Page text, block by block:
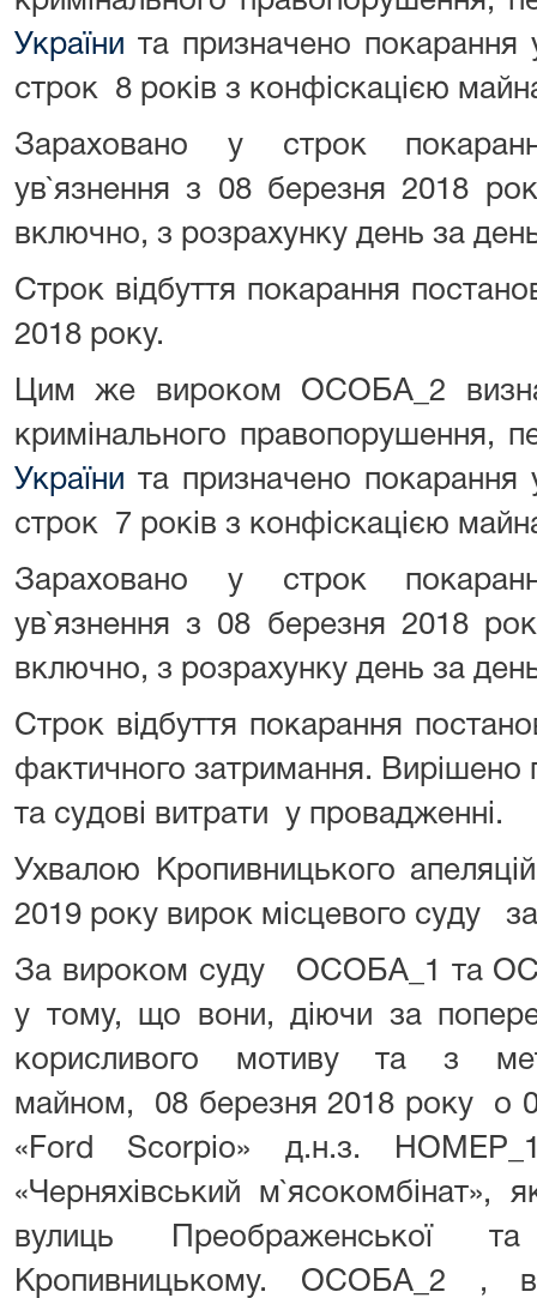
України та призначено покарання
строк 8 років з конфіскацією
Зараховано у строк
ув`язнення з 08 березня 2018
включно, з розрахунку день за
Строк відбуття покарання
2018 року.
Цим же вироком ОСОБА_2
кримінального правопорушення,
України та призначено покарання
строк 7 років з конфіскацією
Зараховано у строк
ув`язнення з 08 березня 2018
включно, з розрахунку день за
Строк відбуття покарання
фактичного затримання.
та судові витрати у провадженні.
Ухвалою Кропивницького
2019 року вирок місцевого суду
За вироком суду ОСОБА_1 та
у тому, що вони, діючи за
корисливого мотиву та з
майном, 08 березня 2018 року о
«Ford Scorpio» д.н.з.
«Черняхівський м`ясокомбінат»,
вулиць
Кропивницькому. ОСОБА_2 ,